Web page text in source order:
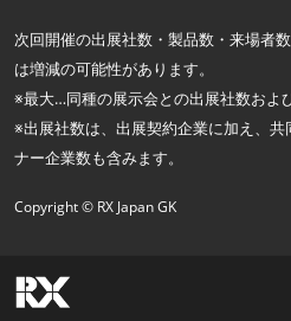
次回開催の出展社数・製品数・来場者
は増減の可能性があります。
※最大…同種の展示会との出展社数およ
※出展社数は、出展契約企業に加え、
ナー企業数も含みます。
Copyright © RX Japan GK